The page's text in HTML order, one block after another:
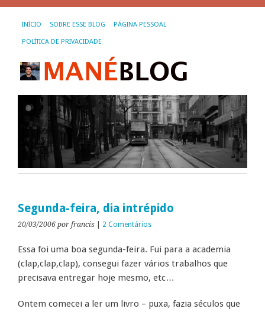
INÍCIO SOBRE ESSE BLOG PÁGINA PESSOAL
POLÍTICA DE PRIVACIDADE
Segunda-feira, dia intrépido
20/03/2006 por francis 2 Comentários
Essa foi uma boa segunda-feira. Fui para a academia
(clap,clap,clap), consegui fazer vários trabalhos que
precisava entregar hoje mesmo, etc…
Ontem comecei a ler um livro – puxa, fazia séculos que